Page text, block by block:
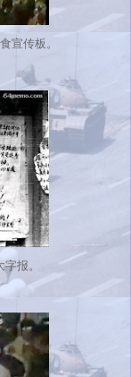
宣传板。
报。